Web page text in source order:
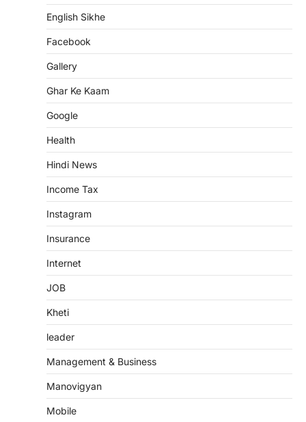
English Sikhe
Facebook
Gallery
Ghar Ke Kaam
Google
Health
Hindi News
Income Tax
Instagram
Insurance
Internet
JOB
Kheti
leader
Management & Business
Manovigyan
Mobile